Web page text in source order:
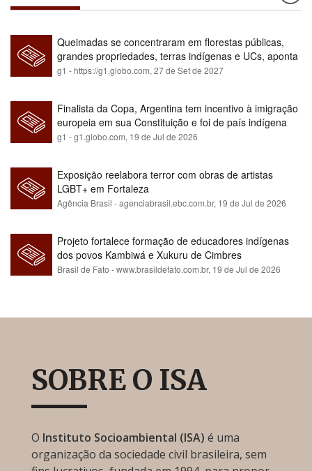
Queimadas se concentraram em florestas públicas,
grandes propriedades, terras indígenas e UCs, aponta
relatório
g1 - https://g1.globo.com, 27 de Set de 2027
Finalista da Copa, Argentina tem incentivo à imigração
europeia em sua Constituição e foi de país indígena
para maioria branca
g1 - g1.globo.com, 19 de Jul de 2026
Exposição reelabora terror com obras de artistas
LGBT+ em Fortaleza
Agência Brasil - agenciabrasil.ebc.com.br, 19 de Jul de 2026
Projeto fortalece formação de educadores indígenas
dos povos Kambiwá e Xukuru de Cimbres
Brasil de Fato - www.brasildefato.com.br, 19 de Jul de 2026
SOBRE O ISA
O Instituto Socioambiental (ISA) é uma
organização da sociedade civil brasileira, sem